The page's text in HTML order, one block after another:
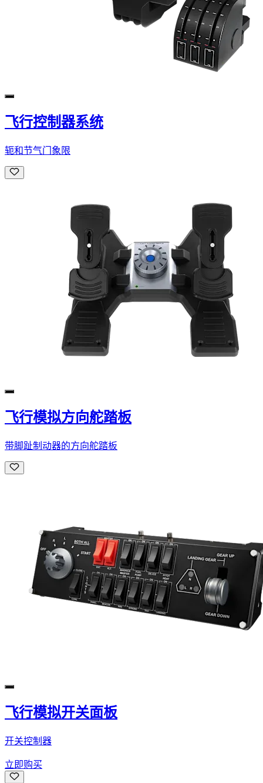
飞行控制器系统
轭和节气门象限
飞行模拟方向舵踏板
带脚趾制动器的方向舵踏板
飞行模拟开关面板
开关控制器
立即购买